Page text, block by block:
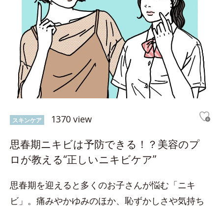
スキンケア 1370 view
思春期ニキビは予防できる！？美容のプ
ロが教える“正しいニキビケア”
思春期を迎えると多くのお子さんが悩む「ニキ
ビ」。痛みやかゆみのほか、恥ずかしさや気持ち